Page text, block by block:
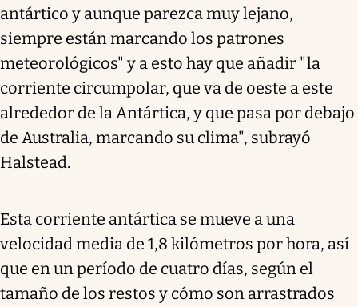
antártico y aunque parezca muy lejano,
siempre están marcando los patrones
meteorológicos" y a esto hay que añadir "la
corriente circumpolar, que va de oeste a este
alrededor de la Antártica, y que pasa por debajo
de Australia, marcando su clima", subrayó
Halstead.
Esta corriente antártica se mueve a una
velocidad media de 1,8 kilómetros por hora, así
que en un período de cuatro días, según el
tamaño de los restos y cómo son arrastrados